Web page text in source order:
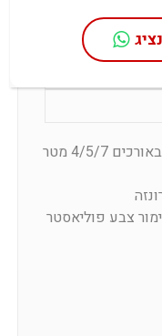
5/7 מטר
צבע פוליאסטר